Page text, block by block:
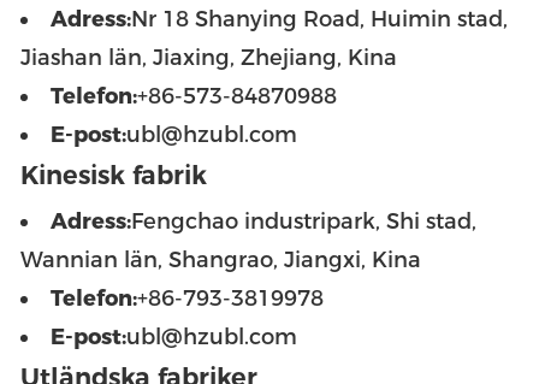
Adress:Nr 18 Shanying Road, Huimin stad,
Jiashan län, Jiaxing, Zhejiang, Kina
Telefon:+86-573-84870988
E-post:ubl@hzubl.com
Kinesisk fabrik
Adress:Fengchao industripark, Shi stad,
Wannian län, Shangrao, Jiangxi, Kina
Telefon:+86-793-3819978
E-post:ubl@hzubl.com
Utländska fabriker